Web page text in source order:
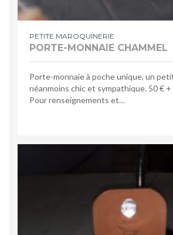
PETITE MAROQUINERIE
PORTE-MONNAIE CHAMMEL
Porte-monnaie à poche unique, un
néanmoins chic et sympathique. 50 €
Pour renseignements et…